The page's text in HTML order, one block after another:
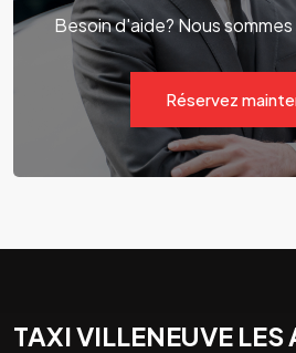
Besoin d'aide? Nous
Réservez
TAXI VILLENEUVE